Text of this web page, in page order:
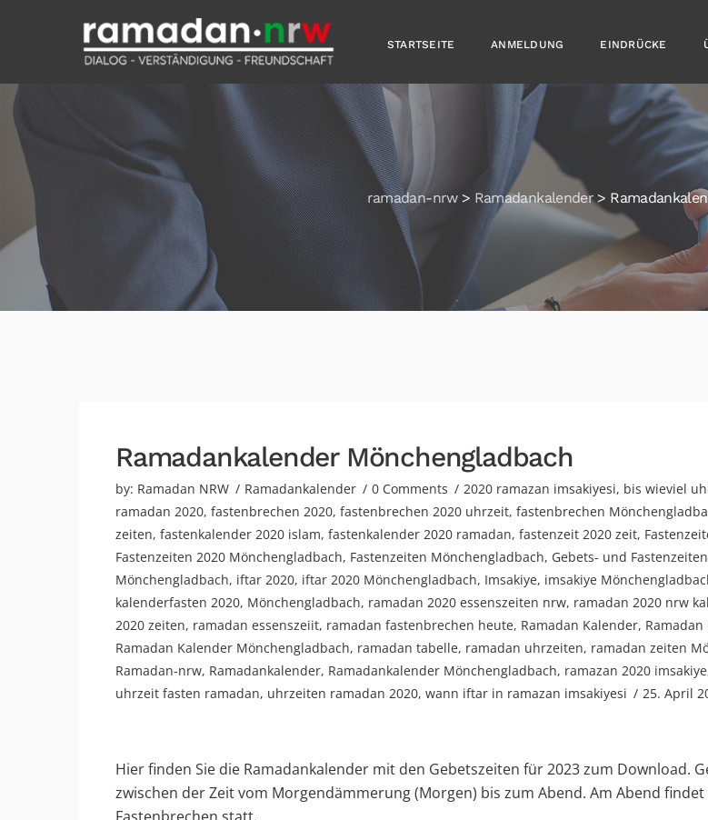
STARTSEITE ANMELDUNG EINDRÜCKE
ramadan-nrw> Ramadankalender>
Ramadankalender Mönchengladbach
by: Ramadan NRW Ramadankalender 0 Comments 2020 ramazan imsakiyesi, bis wieviel
ramadan 2020, fastenbrechen 2020, fastenbrechen 2020 uhrzeit, fastenbrechen
zeiten, fastenkalender 2020 islam, fastenkalender 2020 ramadan, fastenzeit 2020 zeit,
Fastenzeiten 2020 Mönchengladbach, Fastenzeiten Mönchengladbach, Gebets- und
Mönchengladbach, iftar 2020, iftar 2020 Mönchengladbach, Imsakiye, imsakiye
kalenderfasten 2020, Mönchengladbach, ramadan 2020 essenszeiten nrw, ramadan 2020 nrw
2020 zeiten, ramadan essenszeiit, ramadan fastenbrechen heute, Ramadan Kalender,
Ramadan Kalender Mönchengladbach, ramadan tabelle, ramadan uhrzeiten, ramadan zeiten
Ramadan-nrw, Ramadankalender, Ramadankalender Mönchengladbach, ramazan 2020 imsakiye
uhrzeit fasten ramadan, uhrzeiten ramadan 2020, wann iftar in ramazan imsakiyesi 25. April
Hier finden Sie die Ramadankalender mit den Gebetszeiten für 2023 zum Download.
zwischen der Zeit vom Morgendämmerung (Morgen) bis zum Abend. Am Abend findet